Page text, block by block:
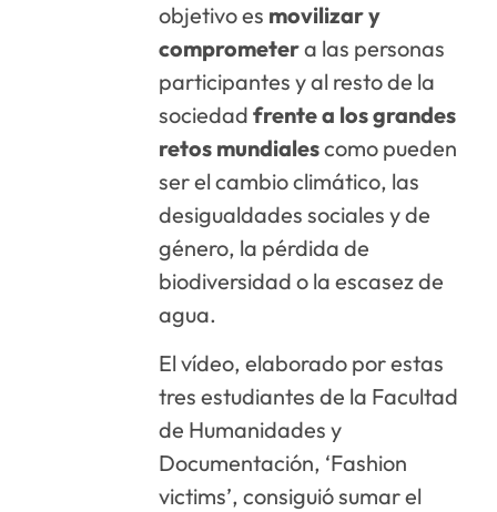
objetivo es movilizar y
comprometera las personas
participantes y al resto de la
sociedadfrente a los grandes
retos mundialescomo pueden
ser el cambio climático, las
desigualdades sociales y de
género, la pérdida de
biodiversidad o la escasez de
agua.
El vídeo, elaborado por estas
tres estudiantes de la Facultad
de Humanidades y
Documentación, ‘Fashion
victims’, consiguió sumar el